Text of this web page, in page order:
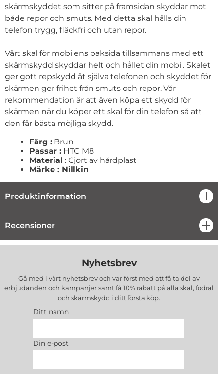
skärmskyddet som sitter på framsidan skyddar mot
både repor och smuts. Med detta skal hålls din
telefon trygg, fläckfri och utan repor.
Vårt skal för mobilens baksida tillsammans med ett
skärmskydd skyddar helt och hållet din mobil. Skalet
ger gott repskydd åt själva telefonen och skyddet för
skärmen ger frihet från smuts och repor. Vår
rekommendation är att även köpa ett skydd för
skärmen när du köper ett skal för din telefon så att
den får bästa möjliga skydd.
Färg : Brun
Passar : HTC M8
Material : Gjort av hårdplast
Märke : Nillkin
Produktinformation
Recensioner
Nyhetsbrev
Gå med i vårt nyhetsbrev och var först med att få ta del av
erbjudanden och kampanjer samt få 10% rabatt på alla skal, fodral
och skärmskydd i ditt första köp.
Ditt namn
Din e-post